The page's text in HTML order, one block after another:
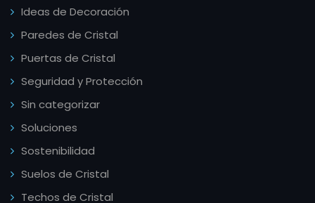
Ideas de Decoración
Paredes de Cristal
Puertas de Cristal
Seguridad y Protección
Sin categorizar
Soluciones
Sostenibilidad
Suelos de Cristal
Techos de Cristal